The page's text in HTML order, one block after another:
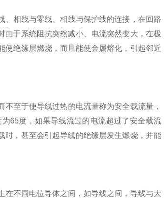
相线与零线、相线与保护线的连接，在回路
由于系统阻抗突然减小、电流突然变大，在极
使绝缘层燃烧，而且能使金属熔化，引起邻近
至于使导线过热的电流量称为安全载流量，
65度，如果导线流过的电流超过了安全载流
时，甚至会引起导线的绝缘层发生燃烧，并能
不同电位导体之间，如导线之间，导线与大